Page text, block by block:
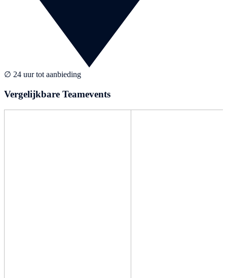
∅ 24 uur tot aanbieding
Vergelijkbare Teamevents